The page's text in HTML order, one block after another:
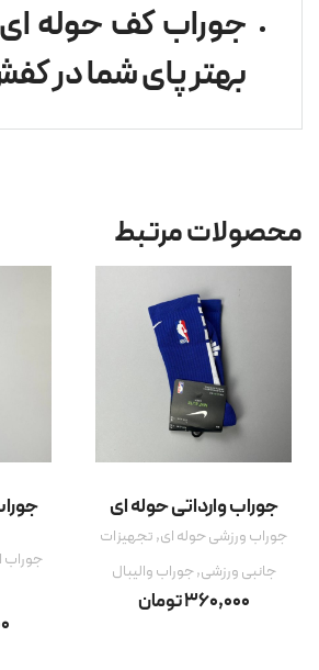
جوراب کف حوله
بهتر پای شما در
محصولات مرتبط
جوراب وارداتی حوله ای
جوراب ورزشی حوله ای,تجهیزات
جانبی ورزشی,جوراب والیبال
360,000تومان
جوراب